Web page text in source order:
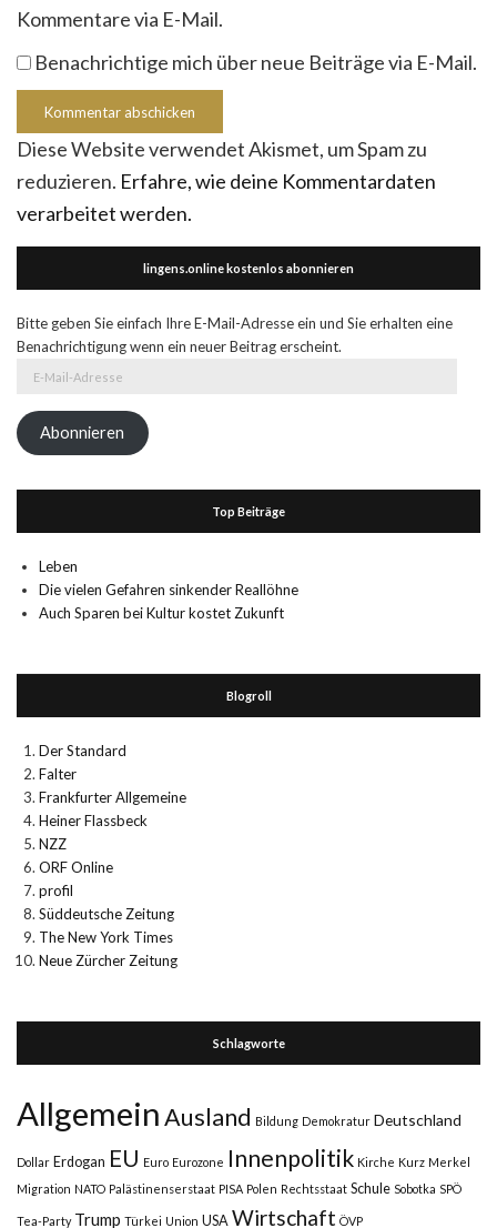
Kommentare via E-Mail.
Benachrichtige mich über neue Beiträge via E-Mail.
Diese Website verwendet Akismet, um Spam zu
reduzieren. Erfahre, wie deine Kommentardaten
verarbeitet werden.
lingens.online kostenlos abonnieren
Bitte geben Sie einfach Ihre E-Mail-Adresse ein und Sie erhalten eine
Benachrichtigung wenn ein neuer Beitrag erscheint.
Adresse
Abonnieren
Top Beiträge
Leben
Die vielen Gefahren sinkender Reallöhne
Auch Sparen bei Kultur kostet Zukunft
Blogroll
Der Standard
Falter
Frankfurter Allgemeine
Heiner Flassbeck
NZZ
ORF Online
profil
Süddeutsche Zeitung
The New York Times
Neue Zürcher Zeitung
Schlagworte
AllgemeinAusland Bildung Demokratur Deutschland
Dollar Erdogan EU Euro Eurozone Innenpolitik Kirche Kurz Merkel
Migration NATO Palästinenserstaat PISA Polen Rechtsstaat Schule Sobotka SPÖ
Tea-Party Trump Türkei Union USA Wirtschaft ÖVP